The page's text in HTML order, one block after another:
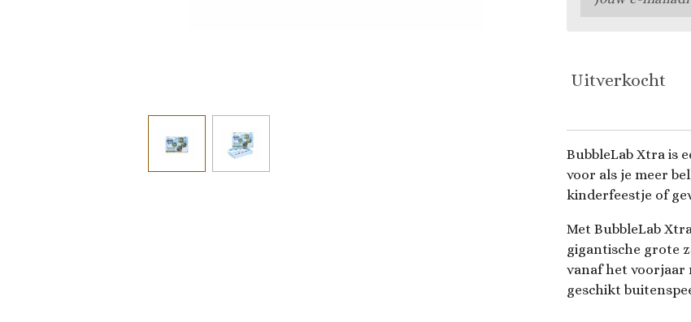
Uitverkocht
BubbleLab Xtra is
voor als je meer
kinderfeestje of
Met BubbleLab
gigantische grote
vanaf het voorjaar
geschikt